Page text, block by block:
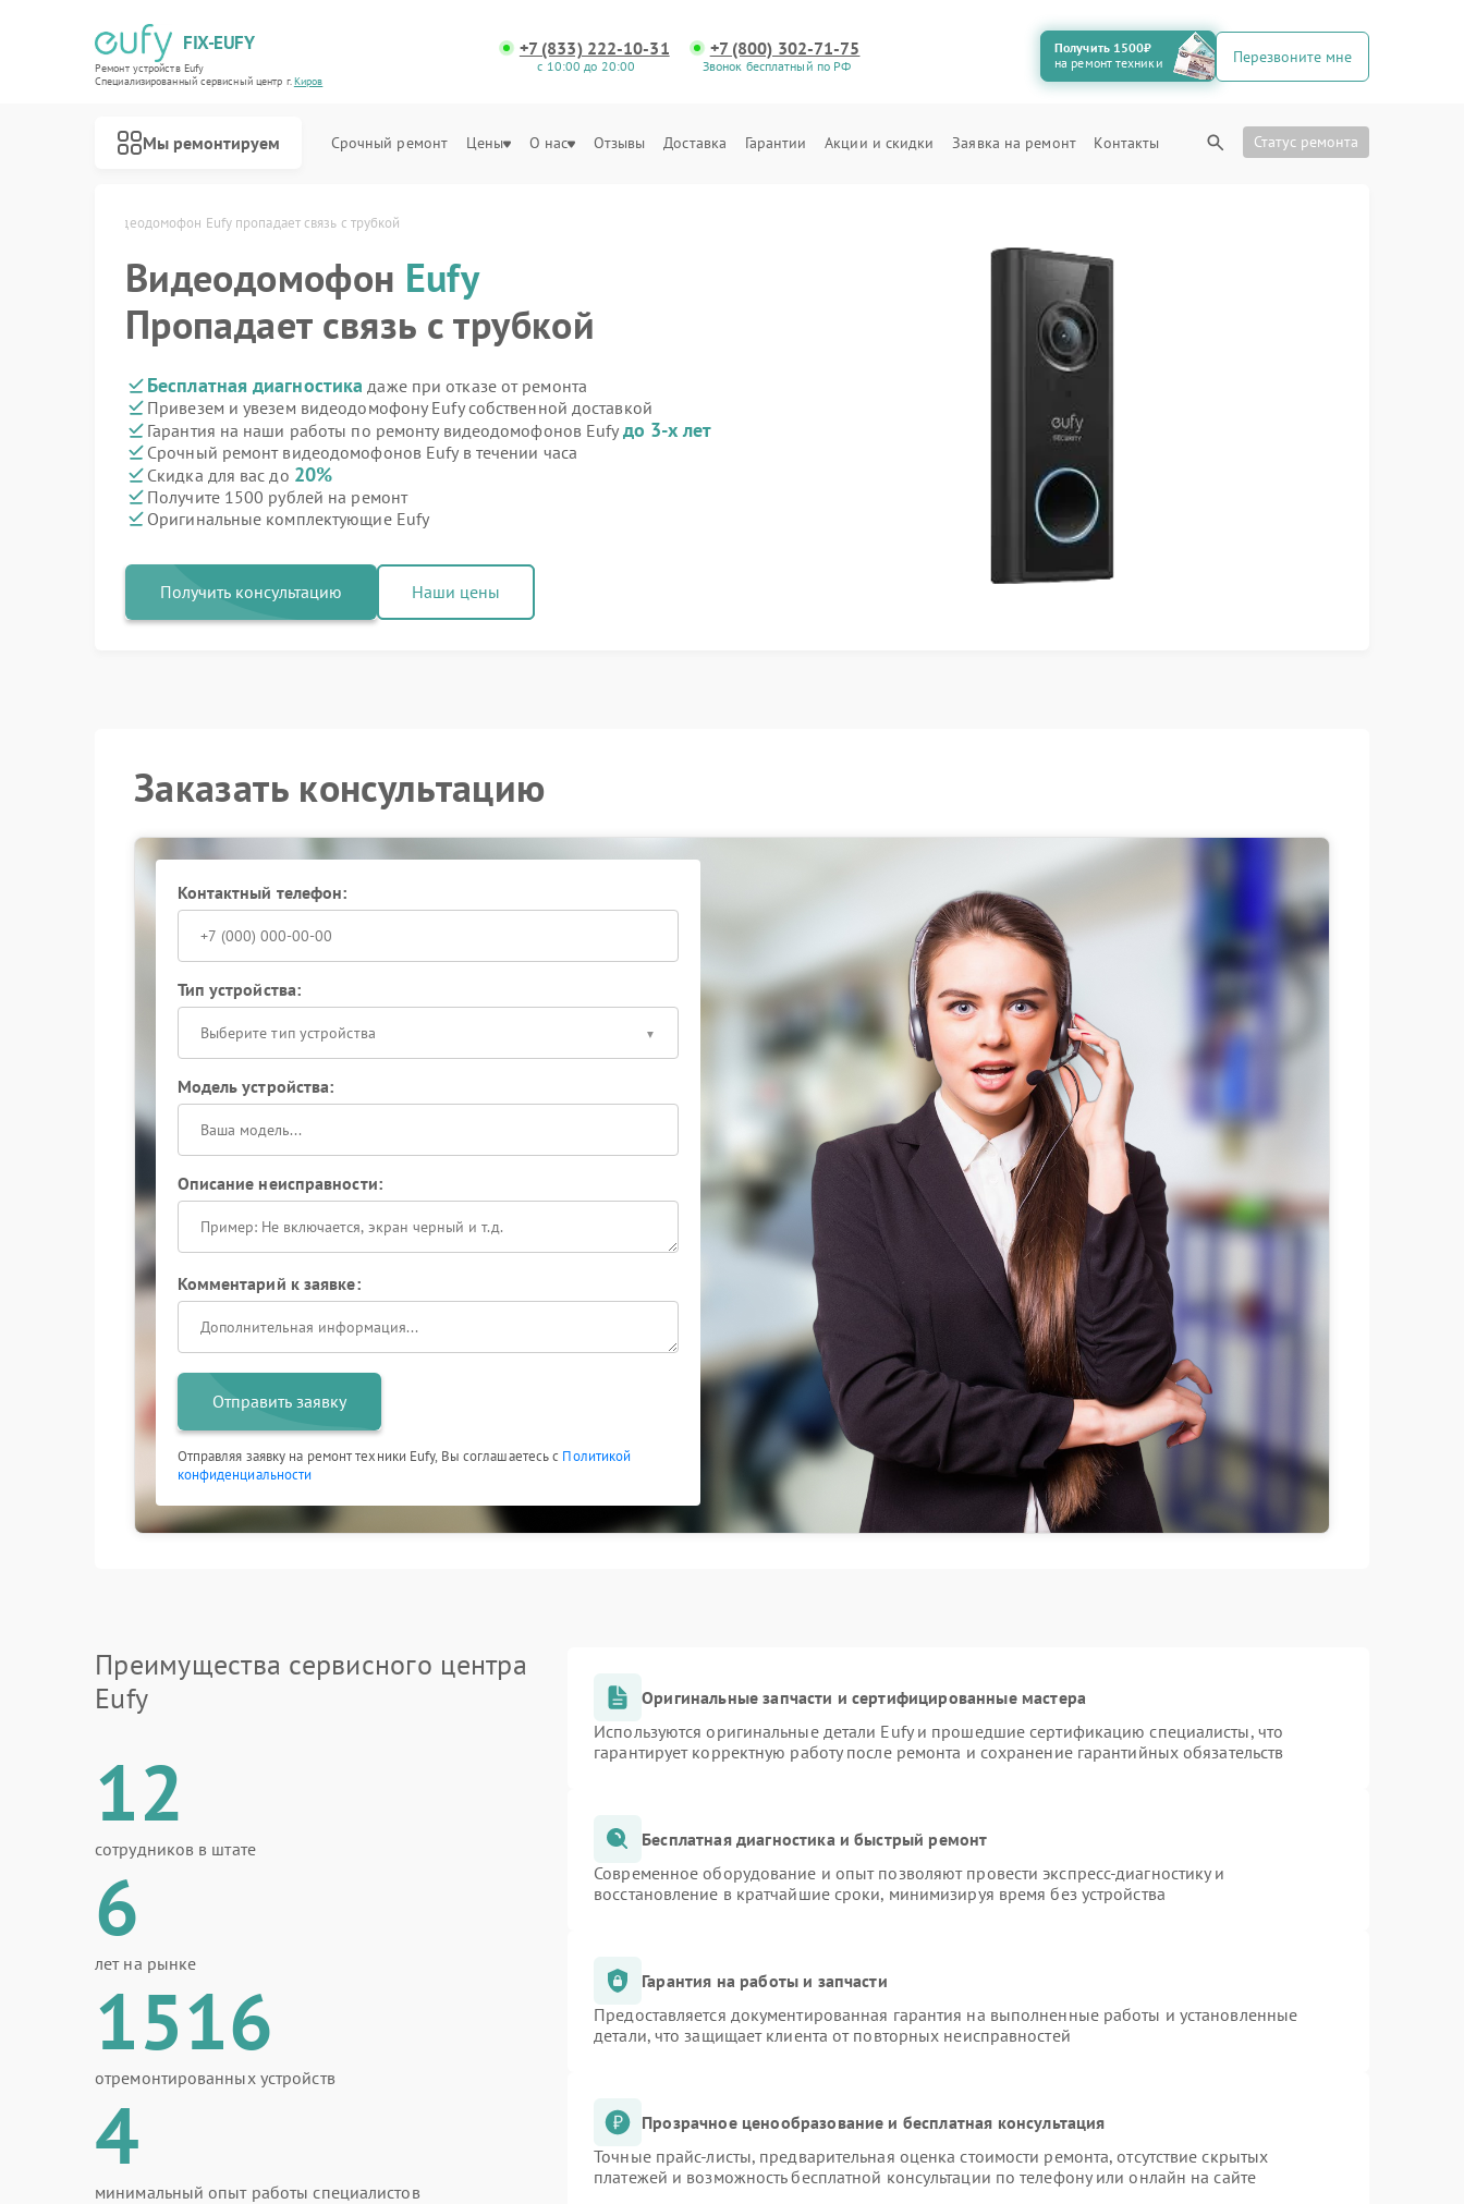
FIX-EUFY
Ремонт устройств Eufy
Специализированный cервисный центр г.Киров
+7 (833) 222-10-31
с 10:00 до 20:00
+7 (800) 302-71-75
Звонок бесплатный по РФ
Получить 1500₽
на ремонт техники
Перезвоните мне
Мы ремонтируем Срочный ремонт Цены О нас Отзывы Доставка Гарантии Акции и скидки Заявка на ремонт Контакты Статус ремонта
Видеодомофон Eufy пропадает связь с трубкой
Видеодомофон Eufy
Пропадает связь с трубкой
Бесплатная диагностика даже при отказе от ремонта
Привезем и увезем видеодомофону Eufy собственной доставкой
Гарантия на наши работы по ремонту видеодомофонов Eufy до 3-х лет
Срочный ремонт видеодомофонов Eufy в течении часа
Скидка для вас до 20%
Получите 1500 рублей на ремонт
Оригинальные комплектующие Eufy
Получить консультацию Наши цены
Заказать консультацию
Контактный телефон:
Тип устройства:
Выберите тип устройства
Модель устройства:
Описание неисправности:
Комментарий к заявке:
Отправить заявку
Отправляя заявку на ремонт техники Eufy, Вы соглашаетесь с Политикой
конфиденциальности
Преимущества сервисного центра
Eufy
12
сотрудников в штате
6
лет на рынке
1516
отремонтированных устройств
4
минимальный опыт работы специалистов
Оригинальные запчасти и сертифицированные мастера
Используются оригинальные детали Eufy и прошедшие сертификацию специалисты, что
гарантирует корректную работу после ремонта и сохранение гарантийных обязательств
Бесплатная диагностика и быстрый ремонт
Современное оборудование и опыт позволяют провести экспресс-диагностику и
восстановление в кратчайшие сроки, минимизируя время без устройства
Гарантия на работы и запчасти
Предоставляется документированная гарантия на выполненные работы и установленные
детали, что защищает клиента от повторных неисправностей
Прозрачное ценообразование и бесплатная консультация
Точные прайс-листы, предварительная оценка стоимости ремонта, отсутствие скрытых
платежей и возможность бесплатной консультации по телефону или онлайн на сайте